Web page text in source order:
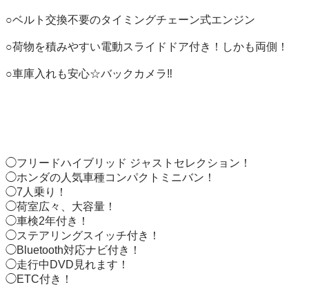
○ベルト交換不要のタイミングチェーン式エンジン
○荷物を積みやすい電動スライドドア付き！しかも両側！
○車庫入れも安心☆バックカメラ‼️
◯フリードハイブリッド ジャストセレクション！
◯ホンダの人気車種コンパクトミニバン！
◯7人乗り！
◯荷室広々、大容量！
◯車検2年付き！
◯ステアリングスイッチ付き！
◯Bluetooth対応ナビ付き！
◯走行中DVD見れます！
◯ETC付き！